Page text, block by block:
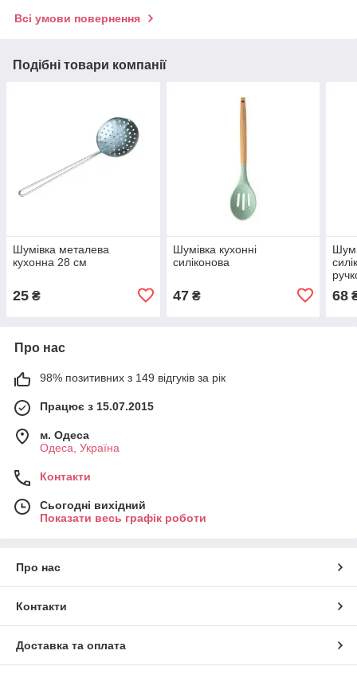
Всі умови повернення
Подібні товари компанії
Шумівка металева
кухонна 28 см
25 ₴
Шумівка кухонні
силіконова
47₴ 68
Про нас
98% позитивних з 149 відгуків за рік
Працює з 15.07.2015
м. Одеса
Одеса, Україна
Контакти
Сьогодні вихідний
Показати весь графік роботи
Про нас
Контакти
Доставка та оплата